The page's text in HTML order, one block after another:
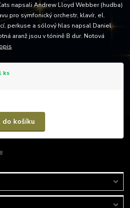
napsali Andrew Lloyd Webber (hudba)
pro symfonický orchestr, klavír, el.
perkuse a sólový hlas napsal Daniel
aranž jsou v tónině B dur. Notová
ks
do košíku